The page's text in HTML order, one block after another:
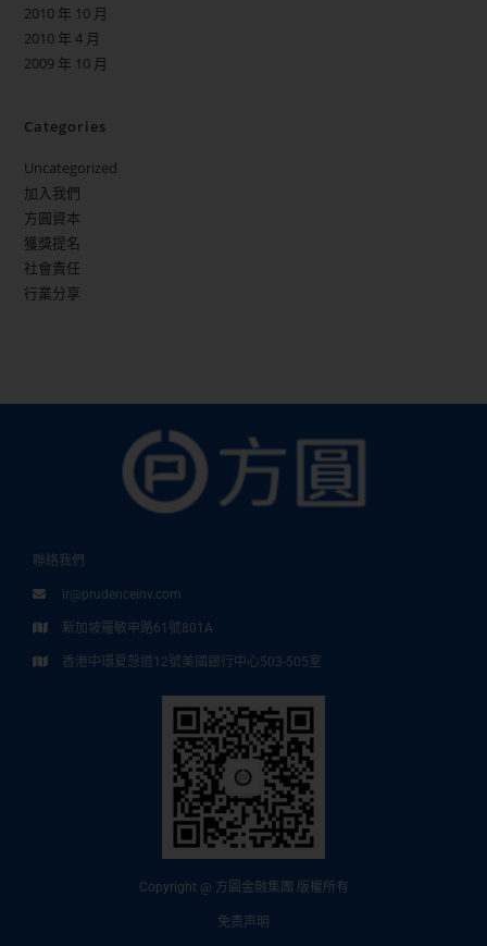
2010 年 10 月
2010 年 4 月
2009 年 10 月
Categories
Uncategorized
加入我們
方圓資本
獲獎提名
社會責任
行業分享
聯絡我們
ir@prudenceinv.com
新加坡羅敏申路61號801A
香港中環夏愨道12號美國銀行中心503-505室
Copyright @ 方圓金融集團 版權所有
免责声明